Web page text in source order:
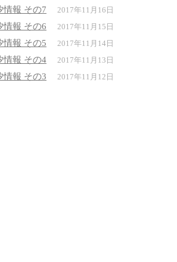
情報 その7 2017年11月16日
情報 その6 2017年11月15日
情報 その5 2017年11月14日
情報 その4 2017年11月13日
情報 その3 2017年11月12日